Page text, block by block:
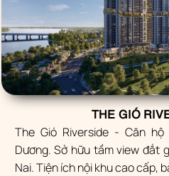
THE GIÓ
The Gió Riverside - Căn
Dương. Sở hữu tầm view đắt
Nai. Tiện ích nội khu cao cấp,